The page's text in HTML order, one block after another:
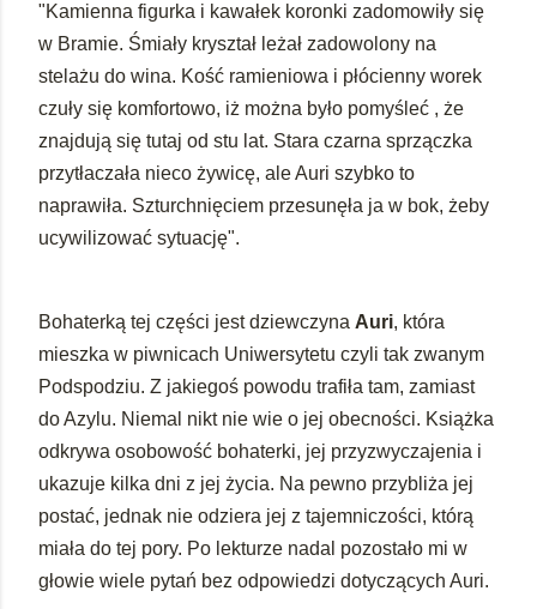
"Kamienna figurka i kawałek koronki zadomowiły się
w Bramie. Śmiały kryształ leżał zadowolony na
stelażu do wina. Kość ramieniowa i płócienny worek
czuły się komfortowo, iż można było pomyśleć , że
znajdują się tutaj od stu lat. Stara czarna sprzączka
przytłaczała nieco żywicę, ale Auri szybko to
naprawiła. Szturchnięciem przesunęła ja w bok, żeby
ucywilizować sytuację".
Bohaterką tej części jest dziewczyna Auri, która
mieszka w piwnicach Uniwersytetu czyli tak zwanym
Podspodziu. Z jakiegoś powodu trafiła tam, zamiast
do Azylu. Niemal nikt nie wie o jej obecności. Książka
odkrywa osobowość bohaterki, jej przyzwyczajenia i
ukazuje kilka dni z jej życia. Na pewno przybliża jej
postać, jednak nie odziera jej z tajemniczości, którą
miała do tej pory. Po lekturze nadal pozostało mi w
głowie wiele pytań bez odpowiedzi dotyczących Auri.